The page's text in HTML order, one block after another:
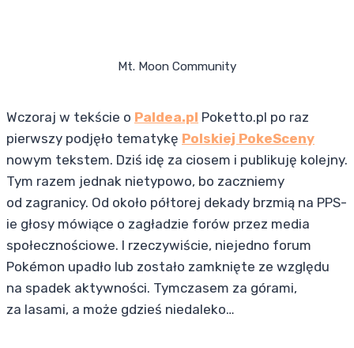
Mt. Moon Community
Wczoraj w tekście o Paldea.pl Poketto.pl po raz
pierwszy podjęło tematykę Polskiej PokeSceny
nowym tekstem. Dziś idę za ciosem i publikuję kolejny.
Tym razem jednak nietypowo, bo zaczniemy
od zagranicy. Od około półtorej dekady brzmią na PPS-
ie głosy mówiące o zagładzie forów przez media
społecznościowe. I rzeczywiście, niejedno forum
Pokémon upadło lub zostało zamknięte ze względu
na spadek aktywności. Tymczasem za górami,
za lasami, a może gdzieś niedaleko…